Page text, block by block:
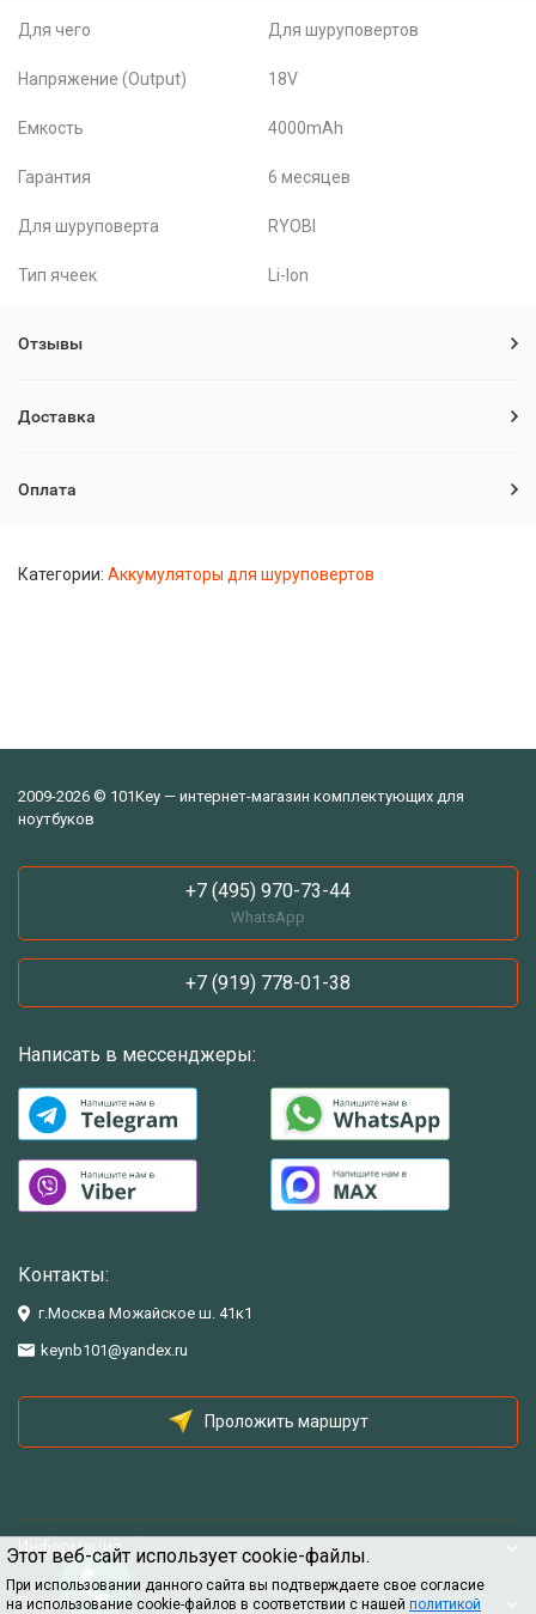
Этот веб-сайт использует cookie-файлы.
При использовании данного сайта вы подтверждаете свое согласие
на использование cookie-файлов в соответствии с нашей политикой
Для чего Для шуруповертов
Напряжение (Output) 18V
Емкость 4000mAh
Гарантия 6 месяцев
Для шуруповерта RYOBI
Тип ячеек Li-Ion
Отзывы
Доставка
Оплата
Категории: Аккумуляторы для шуруповертов
2009-2026 © 101Key — интернет-магазин комплектующих для
ноутбуков
+7 (495) 970-73-44
WhatsApp
+7 (919) 778-01-38
Написать в мессенджеры:
Контакты:
г.Москва Можайское ш. 41к1
keynb101@yandex.ru
Проложить маршрут
Информация
Помощь